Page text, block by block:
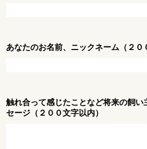
あなたのお名前、ニックネーム（２０
触れ合って感じたことなど将来の飼い
セージ（２００文字以内）